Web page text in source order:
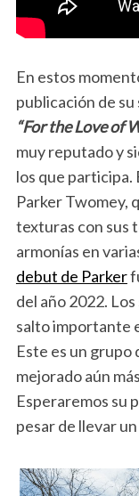
En estos
publicación de
“For the Love of
muy reputado y
los que
Parker Twomey,
texturas con sus
armonías en
debut de Parker
del año 2022.
salto importante
Este es un grupo
mejorado aún
Esperaremos su
pesar de llevar